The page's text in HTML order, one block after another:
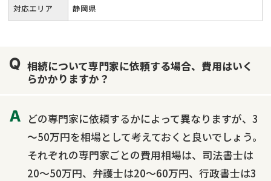
対応エリア 静岡県
相続について専門家に依頼する場合、費用はいく
らかかりますか？
どの専門家に依頼するかによって異なりますが、3
～50万円を相場として考えておくと良いでしょう。
それぞれの専門家ごとの費用相場は、司法書士は
20～50万円、弁護士は20～60万円、行政書士は3